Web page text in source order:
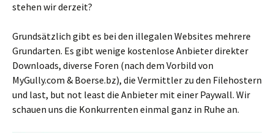
stehen wir derzeit?
Grundsätzlich gibt es bei den illegalen Websites mehrere
Grundarten. Es gibt wenige kostenlose Anbieter direkter
Downloads, diverse Foren (nach dem Vorbild von
MyGully.com & Boerse.bz), die Vermittler zu den Filehostern
und last, but not least die Anbieter mit einer Paywall. Wir
schauen uns die Konkurrenten einmal ganz in Ruhe an.